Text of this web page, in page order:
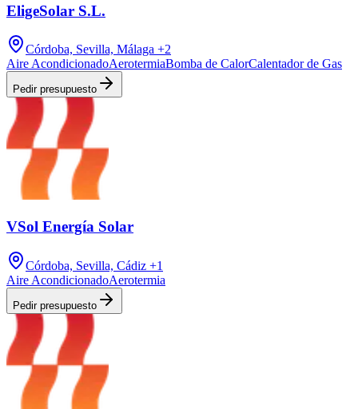
EligeSolar S.L.
Córdoba, Sevilla, Málaga +2
Aire AcondicionadoAerotermiaBomba de CalorCalentador de Gas
Pedir presupuesto
VSol Energía Solar
Córdoba, Sevilla, Cádiz +1
Aire AcondicionadoAerotermia
Pedir presupuesto